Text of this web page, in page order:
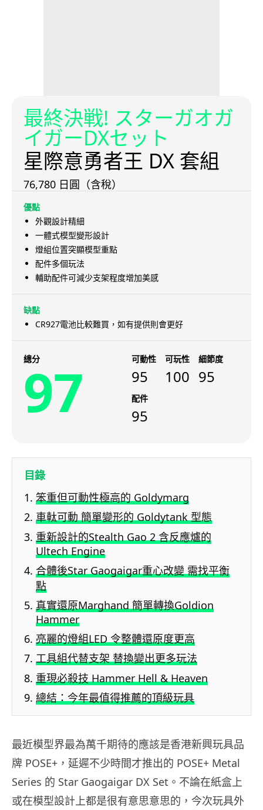
最終決戦! スターガオガ
イガーDXセット
星際意勇者王 DX 套組
76,780 日圓（含稅）
優點
外觀設計精細
一體式模型變形設計
燈組位置突顯模型重點
配件多個玩法
輔助配件可減少支架程度增加美感
缺點
CR927電池比較難買，如有提供則會更好
總分
97 可動性
95
可玩性
100
細節度
95
配件
95
目錄
笨重但可動性極高的 Goldymarg
車軚可動 簡單變形的 Goldytank 型態
重新設計的Stealth Gao 2 含反應爐的
Ultech Engine
合體後Star Gaogaigar重心改變 需找平衡
點
真實還原Marghand 簡單轉換Goldion
Hammer
亮麗的燈組LED 令整體還原度更高
工具組代替支架 替換變出更多玩法
重現必殺技 Hammer Hell & Heaven
總結：今年最值得推薦的頂級玩具
最近模型界最為萬千期待的應該是香港新興玩具品
牌 POSE+，延遲不少時間才推出的 POSE+ Metal
Series 的 Star Gaogaigar DX Set。不論在紙盒上
或在模型設計上都是很有意思意思的，今次玩具外